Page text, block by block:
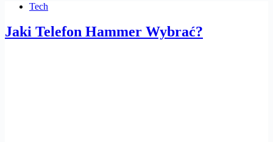
Tech
Jaki Telefon Hammer Wybrać?